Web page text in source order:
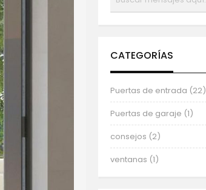
CATEGORÍAS
Puertas de entrada (22)
Puertas de garaje (1)
consejos (2)
ventanas (1)